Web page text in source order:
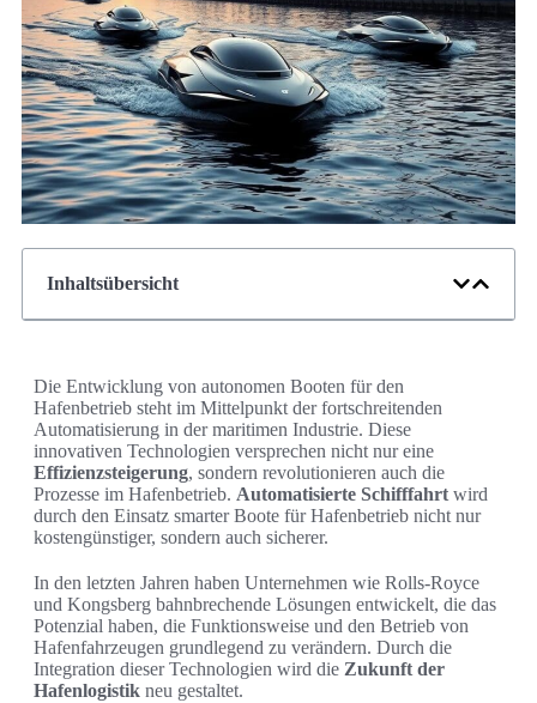
Inhaltsübersicht
Die Entwicklung von autonomen Booten für den
Hafenbetrieb steht im Mittelpunkt der fortschreitenden
Automatisierung in der maritimen Industrie. Diese
innovativen Technologien versprechen nicht nur eine
Effizienzsteigerung, sondern revolutionieren auch die
Prozesse im Hafenbetrieb. Automatisierte Schifffahrt wird
durch den Einsatz smarter Boote für Hafenbetrieb nicht nur
kostengünstiger, sondern auch sicherer.
In den letzten Jahren haben Unternehmen wie Rolls-Royce
und Kongsberg bahnbrechende Lösungen entwickelt, die das
Potenzial haben, die Funktionsweise und den Betrieb von
Hafenfahrzeugen grundlegend zu verändern. Durch die
Integration dieser Technologien wird die Zukunft der
Hafenlogistik neu gestaltet.